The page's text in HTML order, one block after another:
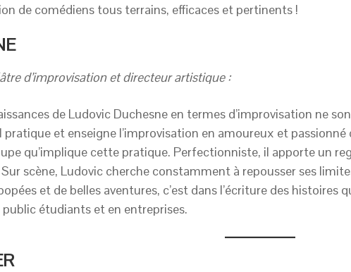
de comédiens tous terrains, efficaces et pertinents !
d’improvisation et directeur artistique :
de Ludovic Duchesne en termes d’improvisation ne
pratique et enseigne l’improvisation en amoureux et
qu’implique cette pratique. Perfectionniste, il apporte un
scène, Ludovic cherche constamment à repousser ses
et de belles aventures, c’est dans l’écriture des histoires
étudiants et en entreprises.